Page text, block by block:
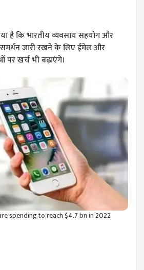
है कि भारतीय व्यवसाय सहयोग और
समर्थन जारी रखने के लिए ईमेल और
खर्च भी बढ़ाएंगे।
spending to reach $4.7 bn in 2022